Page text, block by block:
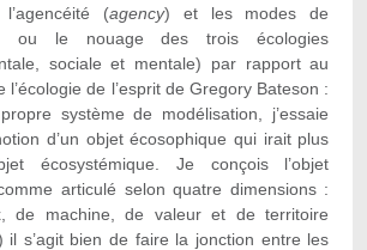
(agency) et les modes de
ou le nouage des trois écologies
sociale et mentale) par rapport au
l’écologie de l’esprit de Gregory Bateson :
système de modélisation, j’essaie
d’un objet écosophique qui irait plus
écosystémique. Je conçois l’objet
articulé selon quatre dimensions :
de machine, de valeur et de territoire
s’agit bien de faire la jonction entre les